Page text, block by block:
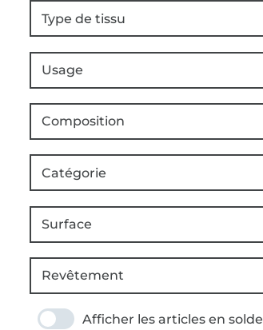
Type de tissu
Usage
Composition
Catégorie
Surface
Revêtement
Afficher les articles en solde